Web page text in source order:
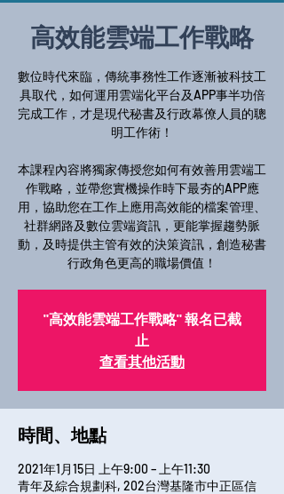
高效能雲端工作戰略
數位時代來臨，傳統事務性工作逐漸被科技工
具取代，如何運用雲端化平台及APP事半功倍
完成工作，才是現代秘書及行政幕僚人員的聰
明工作術！
本課程內容將獨家傳授您如何有效善用雲端工
作戰略，並帶您實機操作時下最夯的APP應
用，協助您在工作上應用高效能的檔案管理、
社群網路及數位雲端資訊，更能掌握趨勢脈
動，及時提供主管有效的決策資訊，創造秘書
行政角色更高的職場價值！
"高效能雲端工作戰略" 報名已截
止
查看其他活動
時間、地點
2021年1月15日 上午9:00 – 上午11:30
青年及綜合規劃科, 202台灣基隆市中正區信